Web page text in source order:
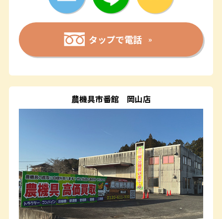
タップで電話
農機具市番館 岡山店